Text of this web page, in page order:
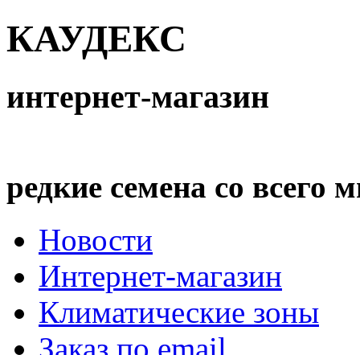
КАУДЕКС
интернет-магазин
редкие семена со всего
Новости
Интернет-магазин
Климатические зоны